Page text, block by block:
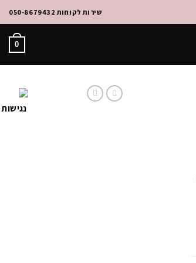
שירות לקוחות 050-8679432
0